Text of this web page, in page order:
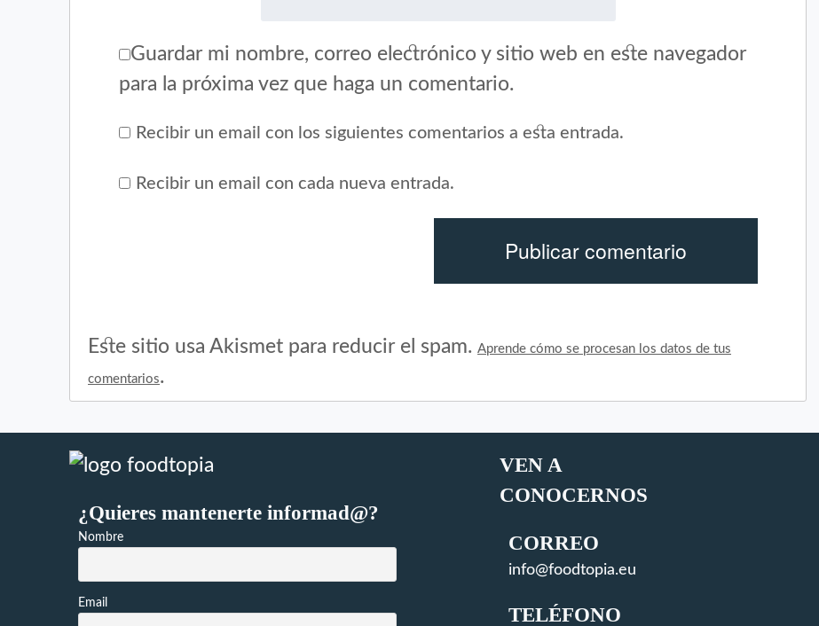
Guardar mi nombre, correo electrónico y sitio web en este navegador
para la próxima vez que haga un comentario.
Recibir un email con los siguientes comentarios a esta entrada.
Recibir un email con cada nueva entrada.
Este sitio usa Akismet para reducir el spam. Aprende cómo se procesan los datos de tus
comentarios.
¿Quieres mantenerte informad@?
Nombre
Email
VEN A
CONOCERNOS
CORREO
info@foodtopia.eu
TELÉFONO